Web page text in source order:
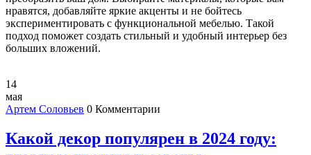
нравятся, добавляйте яркие акценты и не бойтесь
экспериментировать с функциональной мебелью. Такой
подход поможет создать стильный и удобный интерьер без
больших вложений.
14
мая
Артем Соловьев 0 Комментарии
Какой декор популярен в 2024 году: